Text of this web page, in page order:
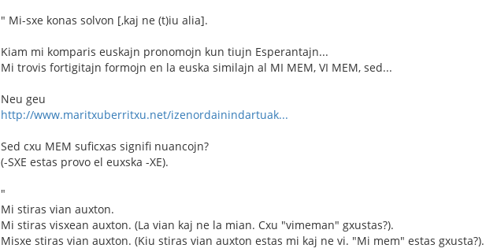
" Mi-sxe konas solvon [,kaj ne (t)iu alia].
Kiam mi komparis euskajn pronomojn kun tiujn Esperantajn...
Mi trovis fortigitajn formojn en la euska similajn al MI MEM, VI MEM, sed...
Neu geu
http://www.maritxuberritxu.net/izenordainindartuak...
Sed cxu MEM suficxas signifi nuancojn?
(-SXE estas provo el euxska -XE).
"
Mi stiras vian auxton.
Mi stiras visxean auxton. (La vian kaj ne la mian. Cxu "vimeman" gxustas?).
Misxe stiras vian auxton. (Kiu stiras vian auxton estas mi kaj ne vi. "Mi mem" estas gxusta?).